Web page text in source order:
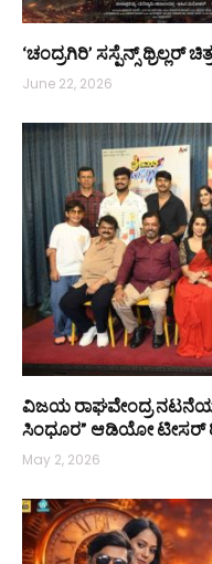
‘ಚಂದ್ರಗಿರಿ’ ಸಸ್ಪೆನ್ಸ್
June 22, 2026
ವಿಜಯ ರಾಘವೇಂದ್ರ ನಟನೆಯ
ಸಿಂಧೂರ” ಆಡಿಯೋ ಟೀಸರ್
May 2, 2026